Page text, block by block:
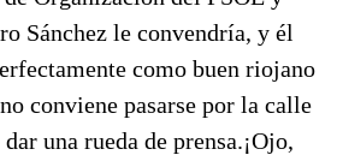
Sánchez le convendría, y él
como buen riojano
conviene pasarse por la calle
una rueda de prensa.¡Ojo,